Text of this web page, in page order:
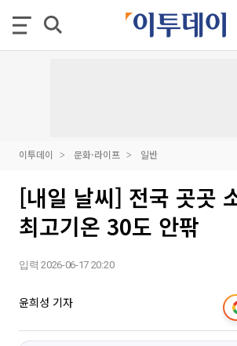
이투데이 문화·라이프 일반
[내일 날씨] 전국 곳곳
최고기온 30도 안팎
입력 2026-06-17 20:20
윤희성 기자